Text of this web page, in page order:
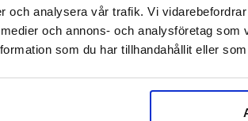
och analysera vår trafik. Vi
och annons- och analysföretag
som du har tillhandahållit eller
Vem Där Brädspel
243 SEK Väntas
2026-